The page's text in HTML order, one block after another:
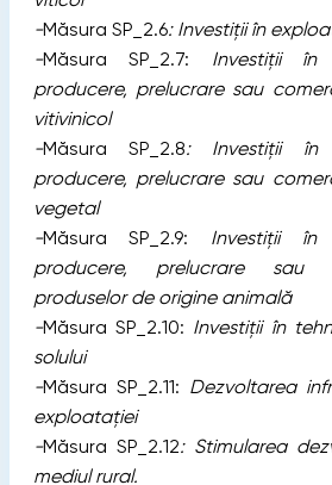
-Măsura SP_2.6: Investiții în
-Măsura SP_2.7: Investiții în
producere, prelucrare sau
vitivinicol
-Măsura SP_2.8: Investiții în
producere, prelucrare sau
vegetal
-Măsura SP_2.9: Investiții în
producere, prelucrare sau
produselor de origine animală
-Măsura SP_2.10: Investiții în
solului
-Măsura SP_2.11: Dezvoltarea
exploatației
-Măsura SP_2.12: Stimularea
mediul rural.